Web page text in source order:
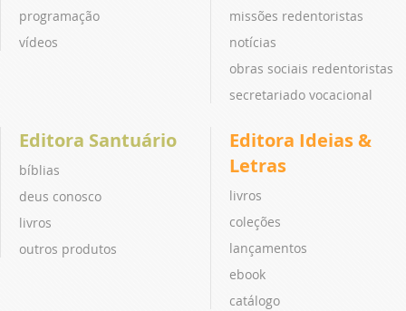
programação
vídeos
missões redentoristas
notícias
obras sociais redentoristas
secretariado vocacional
Editora Santuário
bíblias
deus conosco
livros
outros produtos
Editora Ideias &
Letras
livros
coleções
lançamentos
ebook
catálogo